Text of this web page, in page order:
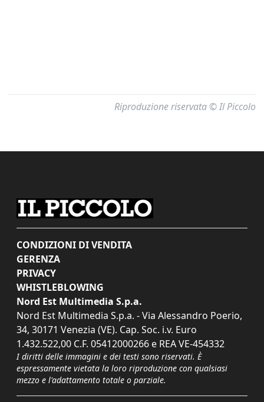
Riproduzione riservata © Il Piccolo
CONDIZIONI DI VENDITA
GERENZA
PRIVACY
WHISTLEBLOWING
Nord Est Multimedia S.p.a.
Nord Est Multimedia S.p.a. - Via Alessandro Poerio,
34, 30171 Venezia (VE). Cap. Soc. i.v. Euro
1.432.522,00 C.F. 05412000266 e REA VE-454332
I diritti delle immagini e dei testi sono riservati. È
espressamente vietata la loro riproduzione con qualsiasi
mezzo e l'adattamento totale o parziale.